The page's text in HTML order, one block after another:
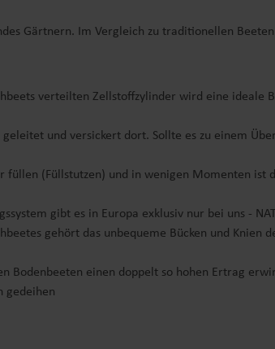
Gärtnern. Im Vergleich zu traditionellen
verteilten Zellstoffzylinder wird eine
und versickert dort. Sollte es zu einem
füllen (Füllstutzen) und in wenigen Momenten
gibt es in Europa exklusiv nur bei uns -
gehört das unbequeme Bücken und Knien
Bodenbeeten einen doppelt so hohen Ertrag
gedeihen